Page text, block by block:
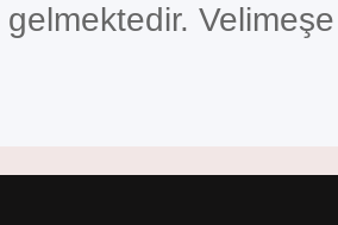
ekip, modern